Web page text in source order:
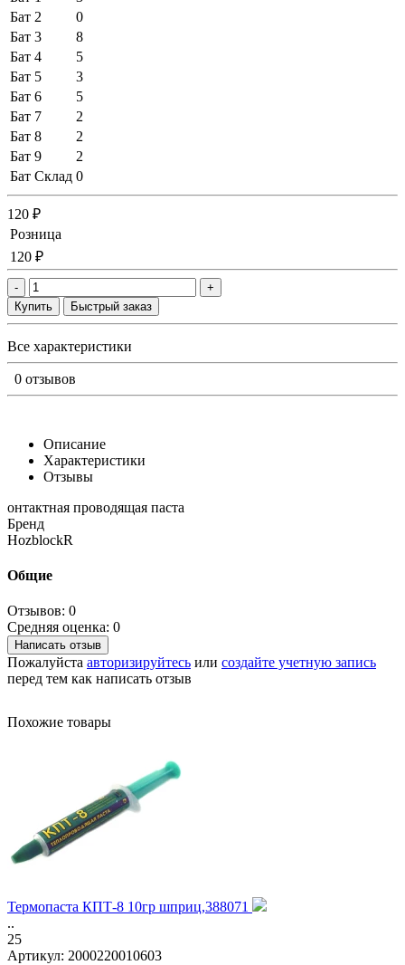
Бат 2
0
Бат 3
8
Бат 4
5
Бат 5
3
Бат 6
5
Бат 7
2
Бат 8
2
Бат 9
2
Бат Склад 0
120 ₽
Розница
120 ₽
-
+
Купить
Быстрый заказ
Все характеристики
0 отзывов
Описание
Характеристики
Отзывы
онтактная проводящая паста
Бренд
HozblockR
Общие
Отзывов: 0
Средняя оценка: 0
Написать отзыв
Пожалуйста авторизируйтесь или создайте учетную запись
перед тем как написать отзыв
Похожие товары
Термопаста КПТ-8 10гр шприц,388071
..
25
Артикул: 2000220010603